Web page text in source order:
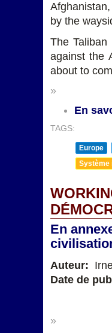
by the
The
against the
about to
»
En
TAGS:
Europe
Système
En
Auteur:
Date de
»